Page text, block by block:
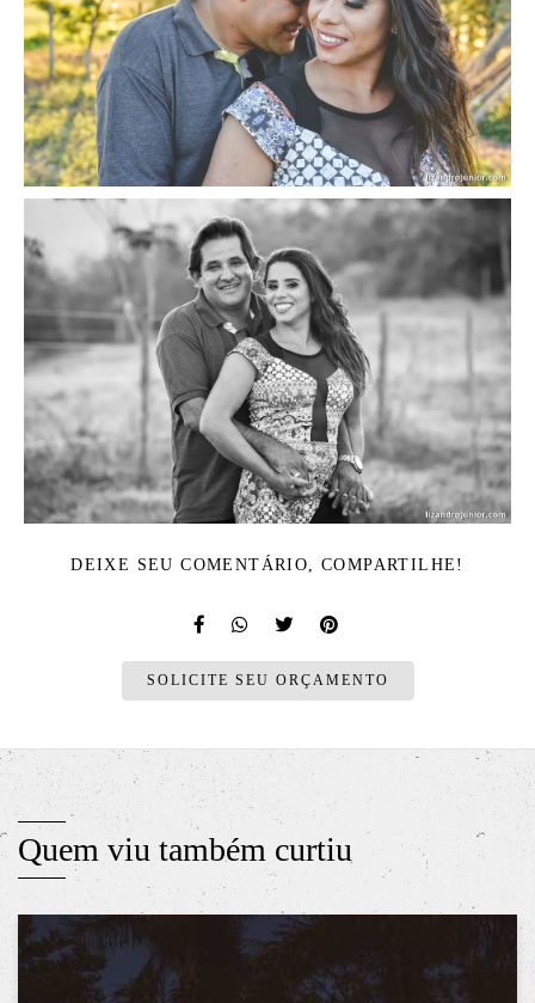
DEIXE SEU COMENTÁRIO, COMPARTILHE!
SOLICITE SEU ORÇAMENTO
Quem viu também curtiu